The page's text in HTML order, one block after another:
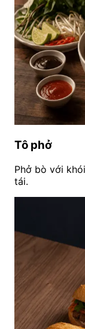
Tô phở
Phở bò với
tái.